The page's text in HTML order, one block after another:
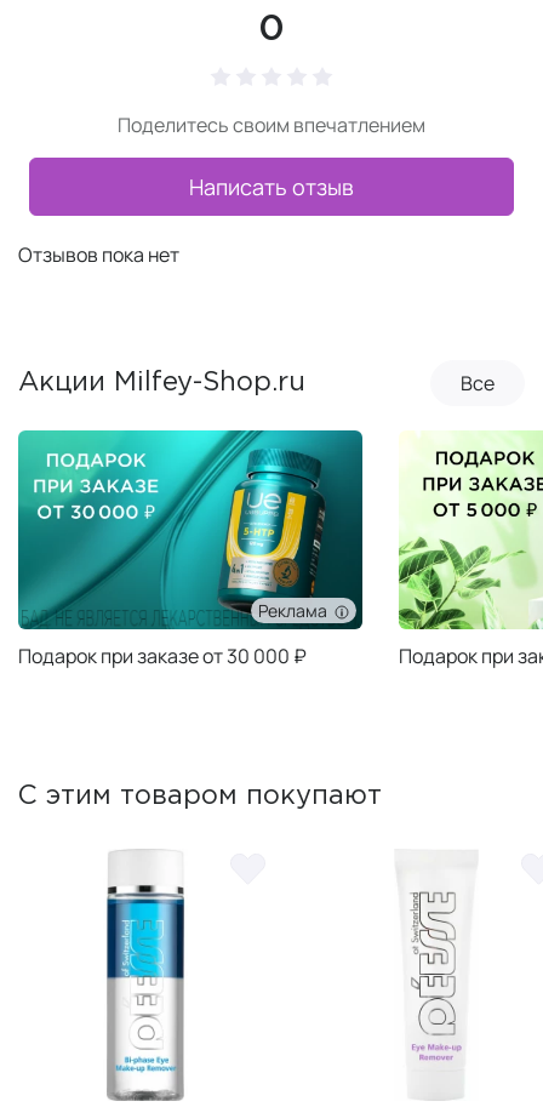
0
Поделитесь своим впечатлением
Написать отзыв
Отзывов пока нет
Акции Milfey-Shop.ru Все
Реклама
Подарок при заказе от 30 000 ₽ Подарок при
С этим товаром покупают